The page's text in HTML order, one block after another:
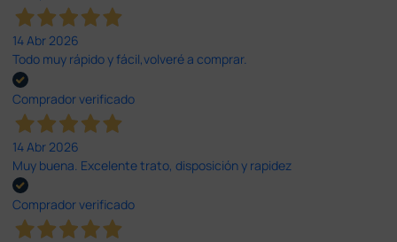
14 Abr 2026
Todo muy rápido y fácil,volveré a comprar.
Comprador verificado
14 Abr 2026
Muy buena. Excelente trato, disposición y rapidez
Comprador verificado